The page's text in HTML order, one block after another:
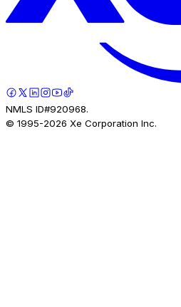
NMLS ID#920968.
© 1995-2026 Xe Corporation Inc.